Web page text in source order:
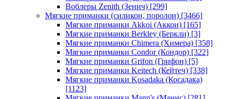
Воблеры Zenith (Зенич) [299]
Мягкие приманки (силикон, поролон) [3466]
Мягкие приманки Akkoi (Аккои) [165]
Мягкие приманки Berkley (Беркли) [3]
Мягкие приманки Chimera (Химера) [358]
Мягкие приманки Condor (Кондор) [322]
Мягкие приманки Grifon (Грифон) [5]
Мягкие приманки Keitech (Кейтеч) [338]
Мягкие приманки Kosadaka (Косадака)
[1123]